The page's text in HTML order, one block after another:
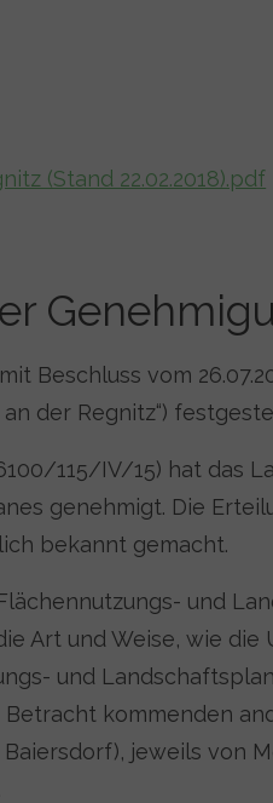
(Stand 22.02.2018).pdf
Beschluss vom
der Regnitz“)
115/IV/15) hat
genehmigt. Die
bekannt gemacht.
und
Art und Weise, wie
und
kommenden
Baiersdorf), jeweils